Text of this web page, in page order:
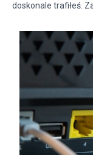
doskonale trafiłeś.